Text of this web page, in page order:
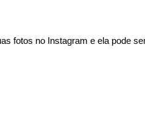
fotos no Instagram e ela pode